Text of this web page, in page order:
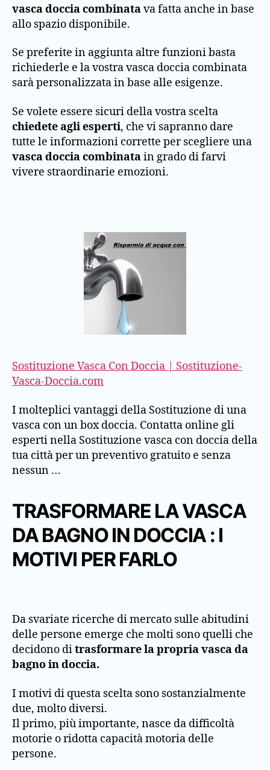
vasca doccia combinatava fatta anche in base
allo spazio disponibile.
Se preferite in aggiunta altre funzioni basta
richiederle e la vostra vasca doccia combinata
sarà personalizzata in base alle esigenze.
Se volete essere sicuri della vostra scelta
chiedete agli esperti, che vi sapranno dare
tutte le informazioni corrette per scegliere una
vasca doccia combinatain grado di farvi
vivere straordinarie emozioni.
Sostituzione Vasca Con Doccia | Sostituzione-
Vasca-Doccia.com
I molteplici vantaggi della Sostituzione di una
vasca con un box doccia. Contatta online gli
esperti nella Sostituzione vasca con doccia della
tua città per un preventivo gratuito e senza
nessun …
TRASFORMARE LA VASCA
DA BAGNO IN DOCCIA : I
MOTIVI PER FARLO
Da svariate ricerche di mercato sulle abitudini
delle persone emerge che molti sono quelli che
decidono ditrasformare la propria vasca da
bagno in doccia.
I motivi di questa scelta sono sostanzialmente
due, molto diversi.
Il primo, più importante, nasce da difficoltà
motorie o ridotta capacità motoria delle
persone.